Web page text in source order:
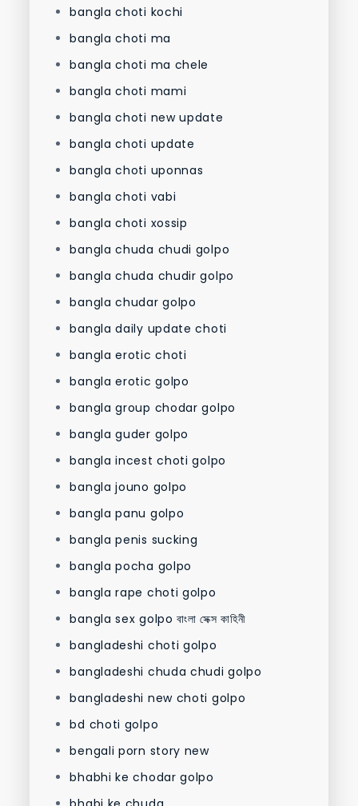
bangla choti kochi
bangla choti ma
bangla choti ma chele
bangla choti mami
bangla choti new update
bangla choti update
bangla choti uponnas
bangla choti vabi
bangla choti xossip
bangla chuda chudi golpo
bangla chuda chudir golpo
bangla chudar golpo
bangla daily update choti
bangla erotic choti
bangla erotic golpo
bangla group chodar golpo
bangla guder golpo
bangla incest choti golpo
bangla jouno golpo
bangla panu golpo
bangla penis sucking
bangla pocha golpo
bangla rape choti golpo
bangla sex golpo বাংলা সেক্স কাহিনী
bangladeshi choti golpo
bangladeshi chuda chudi golpo
bangladeshi new choti golpo
bd choti golpo
bengali porn story new
bhabhi ke chodar golpo